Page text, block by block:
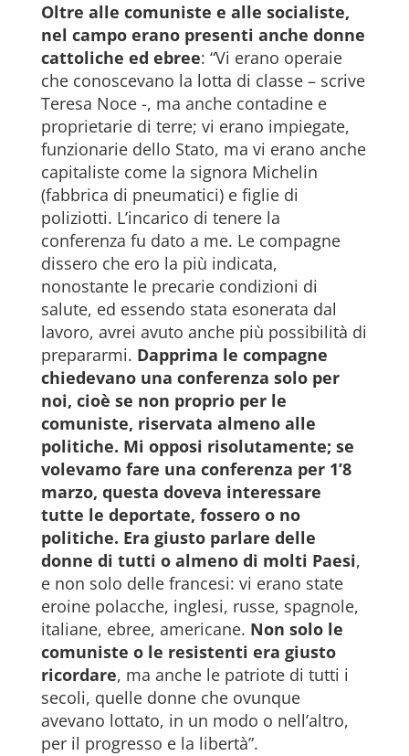
Oltre alle comuniste e alle socialiste,
nel campo erano presenti anche donne
cattoliche ed ebree: “Vi erano operaie
che conoscevano la lotta di classe – scrive
Teresa Noce -, ma anche contadine e
proprietarie di terre; vi erano impiegate,
funzionarie dello Stato, ma vi erano anche
capitaliste come la signora Michelin
(fabbrica di pneumatici) e figlie di
poliziotti. L’incarico di tenere la
conferenza fu dato a me. Le compagne
dissero che ero la più indicata,
nonostante le precarie condizioni di
salute, ed essendo stata esonerata dal
lavoro, avrei avuto anche più possibilità di
prepararmi. Dapprima le compagne
chiedevano una conferenza solo per
noi, cioè se non proprio per le
comuniste, riservata almeno alle
politiche. Mi opposi risolutamente; se
volevamo fare una conferenza per 1’8
marzo, questa doveva interessare
tutte le deportate, fossero o no
politiche. Era giusto parlare delle
donne di tutti o almeno di molti Paesi,
e non solo delle francesi: vi erano state
eroine polacche, inglesi, russe, spagnole,
italiane, ebree, americane. Non solo le
comuniste o le resistenti era giusto
ricordare, ma anche le patriote di tutti i
secoli, quelle donne che ovunque
avevano lottato, in un modo o nell’altro,
per il progresso e la libertà”.